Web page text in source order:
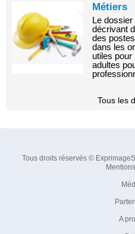
Métiers
Le
décrivant
des
dans les
utiles pour
adultes
Tous les
Tous droits réservés ©
A